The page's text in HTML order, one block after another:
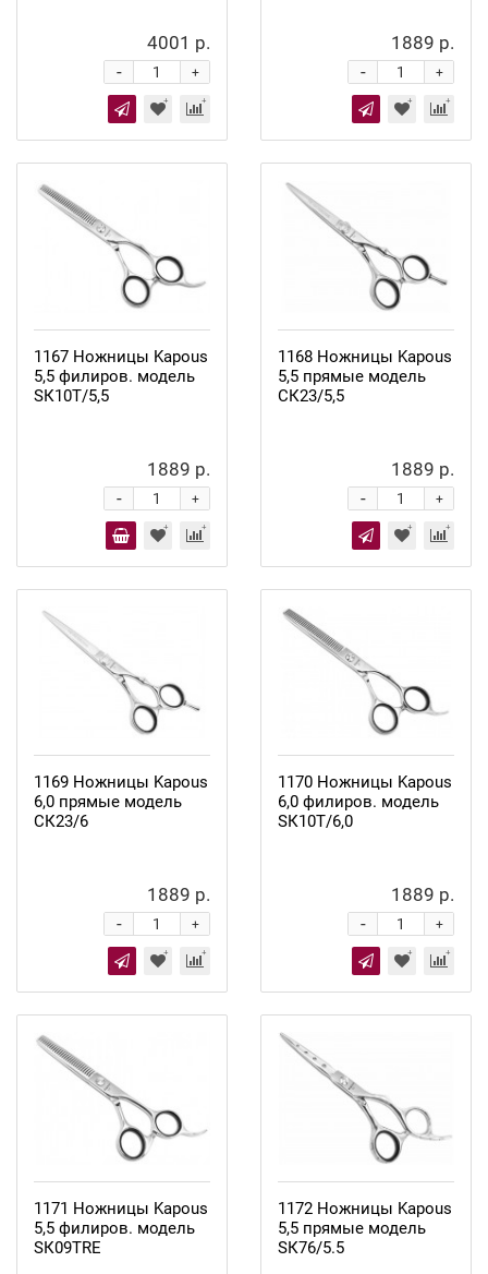
4001 р.
+
-
1889 р.
+
-
1167 Ножницы Kapous
5,5 филиров. модель
SК10Т/5,5
1889 р.
+
-
1168 Ножницы Kapous
5,5 прямые модель
СК23/5,5
1889 р.
+
-
1169 Ножницы Kapous
6,0 прямые модель
СК23/6
1889 р.
+
-
1170 Ножницы Kapous
6,0 филиров. модель
SК10Т/6,0
1889 р.
+
-
1171 Ножницы Kapous
5,5 филиров. модель
SК09ТRE
1172 Ножницы Kapous
5,5 прямые модель
SК76/5.5